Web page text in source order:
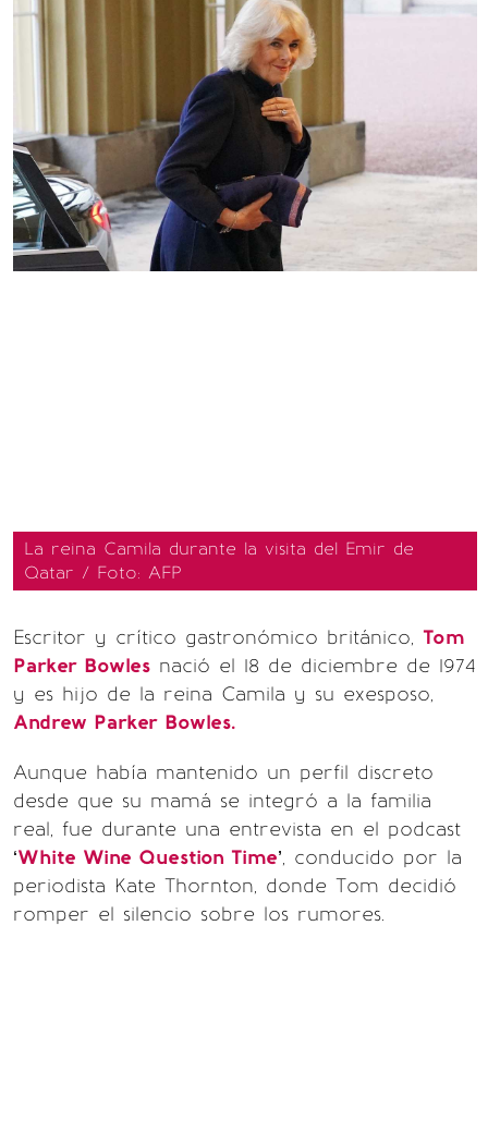
La reina Camila durante la visita del Emir de
Qatar / Foto: AFP
Escritor y crítico gastronómico británico, Tom
Parker Bowles nació el 18 de diciembre de 1974
y es hijo de la reina Camila y su exesposo,
Andrew Parker Bowles.
Aunque había mantenido un perfil discreto
desde que su mamá se integró a la familia
real, fue durante una entrevista en el podcast
‘White Wine Question Time’, conducido por la
periodista Kate Thornton, donde Tom decidió
romper el silencio sobre los rumores.